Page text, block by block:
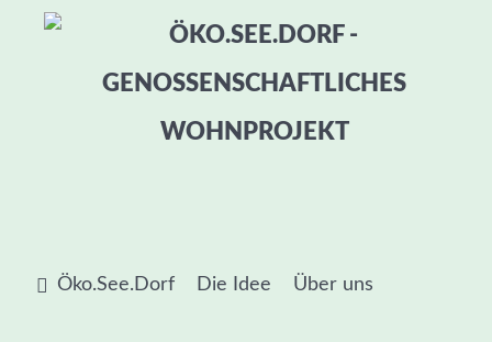
Öko.See.Dorf Die Idee Über uns